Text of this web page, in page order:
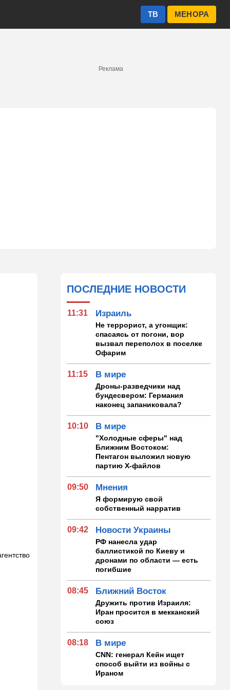
МЕНОРА
ТВ
Реклама
ПОСЛЕДНИЕ НОВОСТИ
11:31 Израиль
Не террорист, а угонщик:
спасаясь от погони, вор
вызвал переполох в поселке
Офарим
11:15 В мире
Дроны-разведчики над
бундесвером: Германия
наконец запаниковала?
10:10 В мире
"Холодные сферы" над
Ближним Востоком:
Пентагон выложил новую
партию Х-файлов
09:50 Мнения
Я формирую свой
собственный нарратив
09:42 Новости Украины
РФ нанесла удар
баллистикой по Киеву и
дронами по области — есть
погибшие
08:45 Ближний Восток
Дружить против Израиля:
Иран просится в мекканский
союз
08:18 В мире
CNN: генерал Кейн ищет
способ выйти из войны с
Ираном